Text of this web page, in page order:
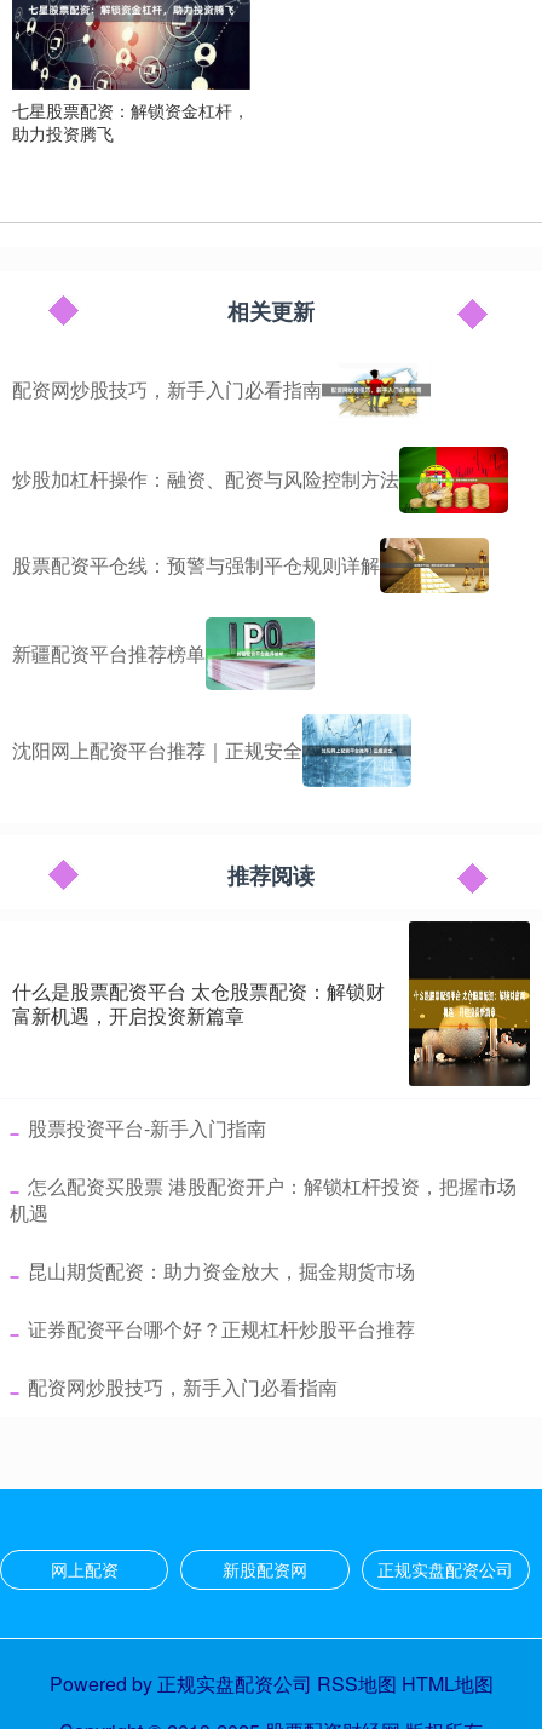
七星股票配资：解锁资金杠杆，
助力投资腾飞
相关更新
配资网炒股技巧，新手入门必看指南
炒股加杠杆操作：融资、配资与风险控制方法
股票配资平仓线：预警与强制平仓规则详解
新疆配资平台推荐榜单
沈阳网上配资平台推荐｜正规安全
推荐阅读
什么是股票配资平台 太仓股票配资：解锁财
富新机遇，开启投资新篇章
​股票投资平台-新手入门指南
​怎么配资买股票 港股配资开户：解锁杠杆投资，把握市场
机遇
​昆山期货配资：助力资金放大，掘金期货市场
​证券配资平台哪个好？正规杠杆炒股平台推荐
​配资网炒股技巧，新手入门必看指南
网上配资 新股配资网 正规实盘配资公司
Powered by 正规实盘配资公司 RSS地图 HTML地图